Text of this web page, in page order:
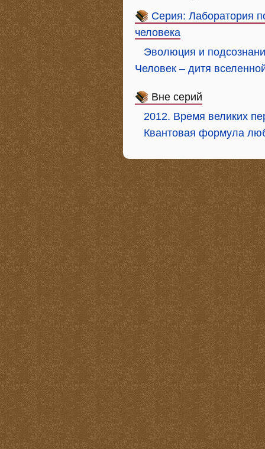
Серия: Лаборатория
человека
Эволюция и
Человек – дитя
Вне серий
2012. Время великих
Квантовая формула